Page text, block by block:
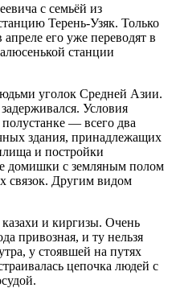
с семьёй из
Терень-Узяк. Только
его уже переводят в
станции
уголок Средней Азии.
Условия
— всего два
здания, принадлежащих
и постройки
домишки с земляным полом
связок. Другим видом
и киргизы. Очень
привозная, и ту нельзя
у стоявшей на путях
цепочка людей с